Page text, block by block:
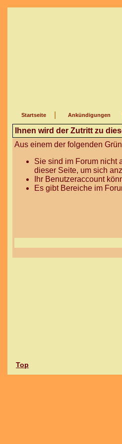
Startseite Ankündigungen
Ihnen wird der Zutritt zu
Aus einem der folgenden
Sie sind im Forum nicht
dieser Seite, um sich
Ihr Benutzeraccount
Es gibt Bereiche im
Top